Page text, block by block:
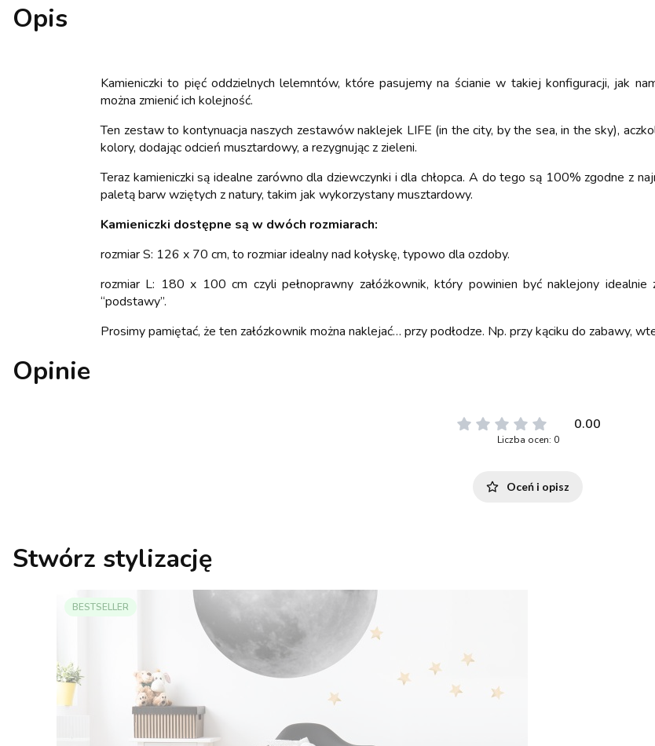
Opis
Kamieniczki to pięć oddzielnych lelemntów, które pasujemy na ścianie w takiej konfiguracji, jak
można zmienić ich kolejność.
Ten zestaw to kontynuacja naszych zestawów naklejek LIFE (in the city, by the sea, in the sky),
kolory, dodając odcień musztardowy, a rezygnując z zieleni.
Teraz kamieniczki są idealne zarówno dla dziewczynki i dla chłopca. A do tego są 100% zgodne z
paletą barw wziętych z natury, takim jak wykorzystany musztardowy.
Kamieniczki dostępne są w dwóch rozmiarach:
rozmiar S: 126 x 70 cm, to rozmiar idealny nad kołyskę, typowo dla ozdoby.
rozmiar L: 180 x 100 cm czyli pełnoprawny załóżkownik, który powinien być naklejony idealnie
“podstawy”.
Prosimy pamiętać, że ten załózkownik można naklejać… przy podłodze. Np. przy kąciku do zabawy,
Opinie
0.00
Liczba ocen: 0
Oceń i opisz
Stwórz stylizację
BESTSELLER